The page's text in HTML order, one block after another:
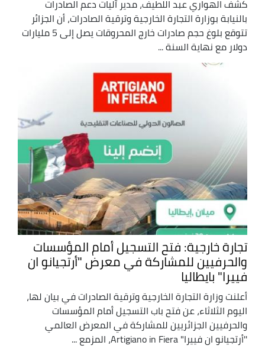
كشف الهواري عبد اللطيف، مدير آليات دعم الصادرات
بالنيابة بوزارة التجارة الخارجية وترقية الصادرات، أن الجزائر
تتوقع بلوغ حجم صادرات خارج المحروقات يصل إلى 5 مليارات
دولار مع نهاية السنة ...
تجارة خارجية: فتح التسجيل أمام المؤسسات
والحرفيين للمشاركة في معرض "أرتجيانو ان
فييرا" بايطاليا
أعلنت وزارة التجارة الخارجية وترقية الصادرات في بيان لها،
اليوم الثلاثاء، عن فتح باب التسجيل أمام المؤسسات
والحرفيين الجزائريين للمشاركة في المعرض العالمي
''أرتجيانو ان فييرا" Artigiano in Fiera، المزمع ...